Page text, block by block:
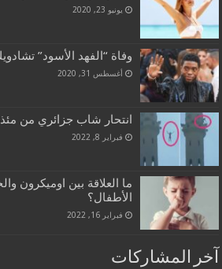
يونيو 23, 2020
وفاة “الفهد الأسود”
أغسطس 31, 2020
انتحار شاب جزائري من
فبراير 8, 2022
ما العلاقة بين اوميكرون
الأطفال؟
فبراير 16, 2022
آخر المشاركات